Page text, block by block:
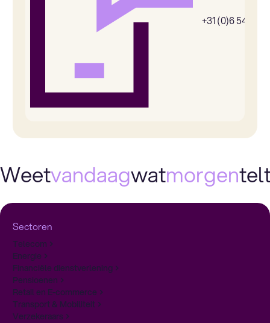
+31 (0)6
Weetvandaagwatmorgen
Sectoren
Telecom
Energie
Financiële dienstverlening
Pensioenen
Retail en E-commerce
Transport & Mobiliteit
Verzekeraars